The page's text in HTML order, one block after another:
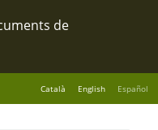
Català English Español